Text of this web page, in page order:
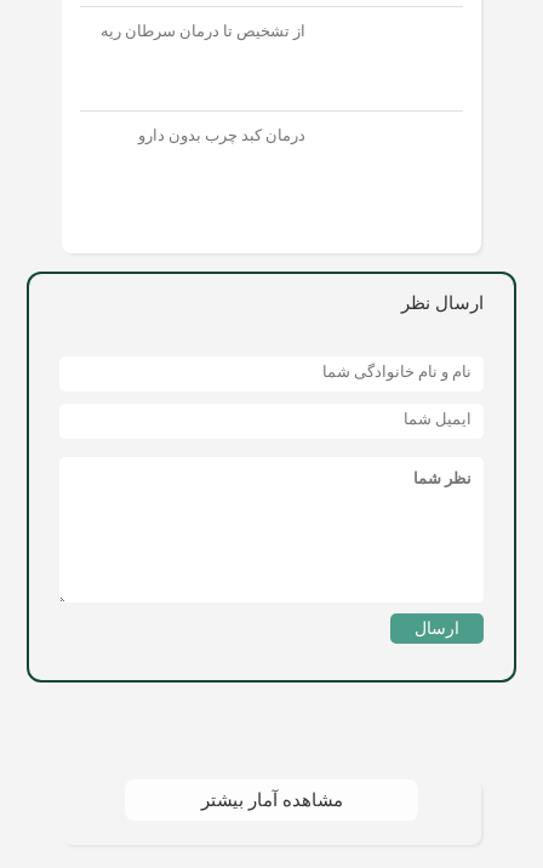
از تشخیص تا درمان سرطان ریه
درمان کبد چرب بدون دارو
ارسال نظر
ارسال
مشاهده آمار بیشتر